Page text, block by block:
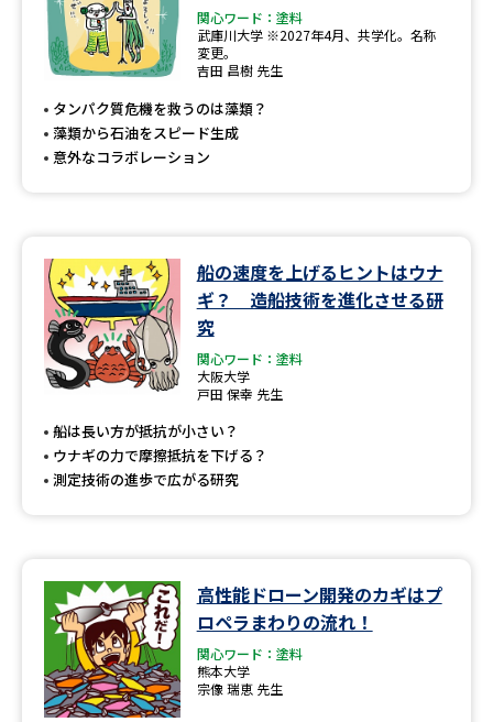
大学研究
大学で学べる内容や特徴を調べる
データサイエンス特集 奨学金・特待生制度特集
デジタルパンフレット 進路の３択
新学年スタート号特集ページ
（高3生用）
新学年スタート号特集ページ
SELFBRAND特集ページ
オープンキャンパス検索 実施プログラムから探す
来場型・Web型イベント特集 夢ナビライブ
関心ワード：塗料
武庫川大学 ※2027年4月、共学化。名称
変更。
吉田 昌樹 先生
タンパク質危機を救うのは藻類？
藻類から石油をスピード生成
意外なコラボレーション
船の速度を上げるヒントはウナ
ギ？ 造船技術を進化させる研
究
関心ワード：塗料
大阪大学
戸田 保幸 先生
船は長い方が抵抗が小さい？
ウナギの力で摩擦抵抗を下げる？
測定技術の進歩で広がる研究
高性能ドローン開発のカギはプ
ロペラまわりの流れ！
関心ワード：塗料
熊本大学
宗像 瑞恵 先生